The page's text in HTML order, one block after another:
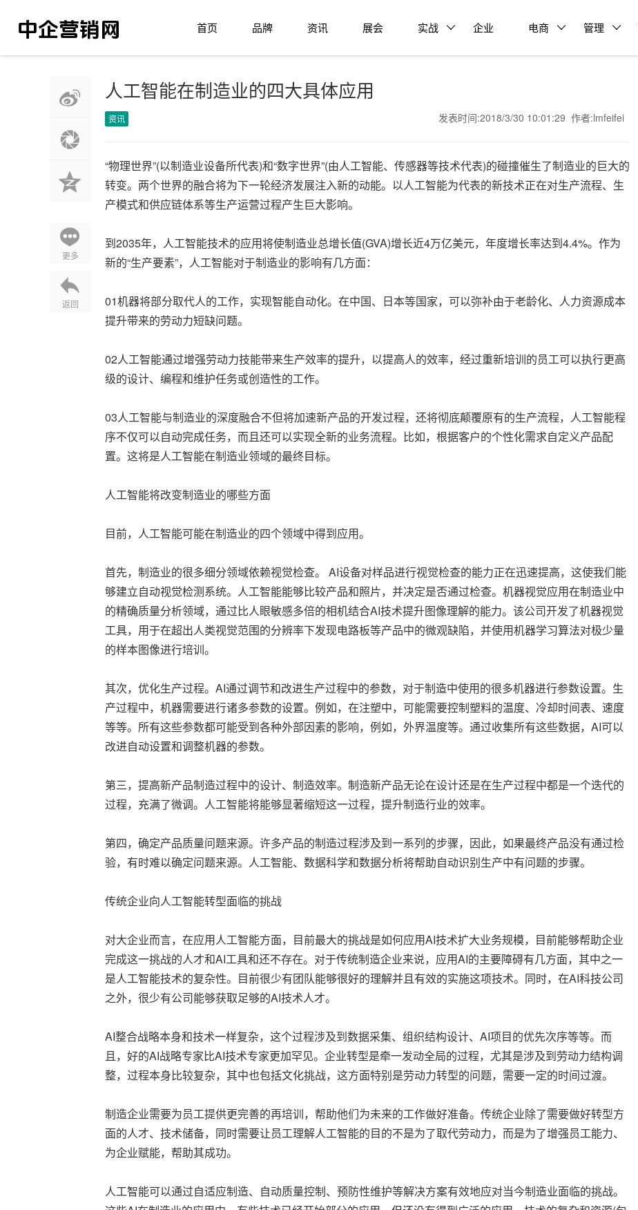
首页 品牌 资讯 展会 实战 企业 电商 管理
更多
返回
人工智能在制造业的四大具体应用
资讯 发表时间:2018/3/30 10:01:29 作者:lmfeifei
“物理世界”(以制造业设备所代表)和“数字世界”(由人工智能、传感器等技术代表)的碰撞催生了制造业的巨大的
转变。两个世界的融合将为下一轮经济发展注入新的动能。以人工智能为代表的新技术正在对生产流程、生
产模式和供应链体系等生产运营过程产生巨大影响。
到2035年，人工智能技术的应用将使制造业总增长值(GVA)增长近4万亿美元，年度增长率达到4.4%。作为
新的“生产要素”，人工智能对于制造业的影响有几方面：
01机器将部分取代人的工作，实现智能自动化。在中国、日本等国家，可以弥补由于老龄化、人力资源成本
提升带来的劳动力短缺问题。
02人工智能通过增强劳动力技能带来生产效率的提升，以提高人的效率，经过重新培训的员工可以执行更高
级的设计、编程和维护任务或创造性的工作。
03人工智能与制造业的深度融合不但将加速新产品的开发过程，还将彻底颠覆原有的生产流程，人工智能程
序不仅可以自动完成任务，而且还可以实现全新的业务流程。比如，根据客户的个性化需求自定义产品配
置。这将是人工智能在制造业领域的最终目标。
人工智能将改变制造业的哪些方面
目前，人工智能可能在制造业的四个领域中得到应用。
首先，制造业的很多细分领域依赖视觉检查。 AI设备对样品进行视觉检查的能力正在迅速提高，这使我们能
够建立自动视觉检测系统。人工智能能够比较产品和照片，并决定是否通过检查。机器视觉应用在制造业中
的精确质量分析领域，通过比人眼敏感多倍的相机结合AI技术提升图像理解的能力。该公司开发了机器视觉
工具，用于在超出人类视觉范围的分辨率下发现电路板等产品中的微观缺陷，并使用机器学习算法对极少量
的样本图像进行培训。
其次，优化生产过程。AI通过调节和改进生产过程中的参数，对于制造中使用的很多机器进行参数设置。生
产过程中，机器需要进行诸多参数的设置。例如，在注塑中，可能需要控制塑料的温度、冷却时间表、速度
等等。所有这些参数都可能受到各种外部因素的影响，例如，外界温度等。通过收集所有这些数据，AI可以
改进自动设置和调整机器的参数。
第三，提高新产品制造过程中的设计、制造效率。制造新产品无论在设计还是在生产过程中都是一个迭代的
过程，充满了微调。人工智能将能够显著缩短这一过程，提升制造行业的效率。
第四，确定产品质量问题来源。许多产品的制造过程涉及到一系列的步骤，因此，如果最终产品没有通过检
验，有时难以确定问题来源。人工智能、数据科学和数据分析将帮助自动识别生产中有问题的步骤。
传统企业向人工智能转型面临的挑战
对大企业而言，在应用人工智能方面，目前最大的挑战是如何应用AI技术扩大业务规模，目前能够帮助企业
完成这一挑战的人才和AI工具和还不存在。对于传统制造企业来说，应用AI的主要障碍有几方面，其中之一
是人工智能技术的复杂性。目前很少有团队能够很好的理解并且有效的实施这项技术。同时，在AI科技公司
之外，很少有公司能够获取足够的AI技术人才。
AI整合战略本身和技术一样复杂，这个过程涉及到数据采集、组织结构设计、AI项目的优先次序等等。而
且，好的AI战略专家比AI技术专家更加罕见。企业转型是牵一发动全局的过程，尤其是涉及到劳动力结构调
整，过程本身比较复杂，其中也包括文化挑战，这方面特别是劳动力转型的问题，需要一定的时间过渡。
制造企业需要为员工提供更完善的再培训，帮助他们为未来的工作做好准备。传统企业除了需要做好转型方
面的人才、技术储备，同时需要让员工理解人工智能的目的不是为了取代劳动力，而是为了增强员工能力、
为企业赋能，帮助其成功。
人工智能可以通过自适应制造、自动质量控制、预防性维护等解决方案有效地应对当今制造业面临的挑战。